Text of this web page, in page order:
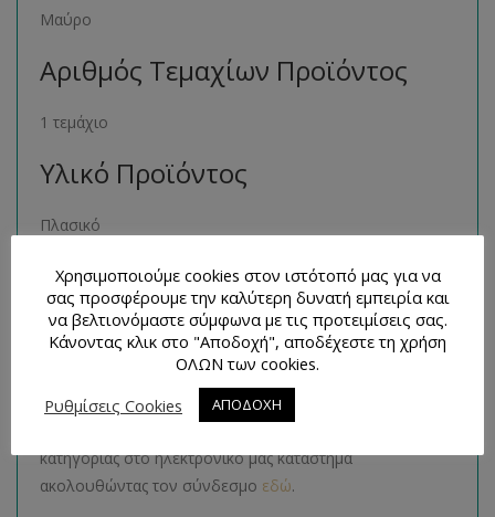
Μαύρο
Αριθμός Τεμαχίων Προϊόντος
1 τεμάχιο
Υλικό Προϊόντος
Πλασικό
Μέγεθος Προϊόντος
14 εκατοστά κλειστό ή 28 εκατοστά ανοιχτό
Παρόμοια Προϊόντα
κατηγορίας στο ηλεκτρονικό μας κατάστημα
ακολουθώντας τον σύνδεσμο εδώ.
Χρησιμοποιούμε cookies στον ιστότοπό μας για να
σας προσφέρουμε την καλύτερη δυνατή εμπειρία και
να βελτιονόμαστε σύμφωνα με τις προτειμίσεις σας.
Κάνοντας κλικ στο "Αποδοχή", αποδέχεστε τη χρήση
ΟΛΩΝ των cookies.
Ρυθμίσεις Cookies
ΑΠΟΔΟΧΗ